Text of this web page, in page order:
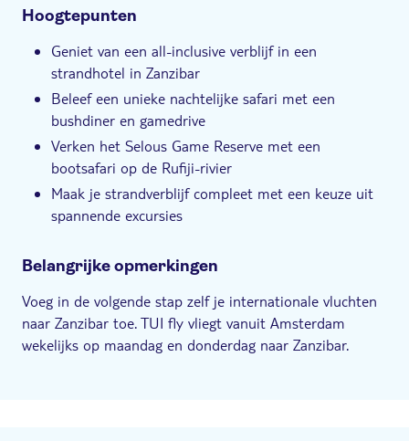
Hoogtepunten
Geniet van een all-inclusive verblijf in een
strandhotel in Zanzibar
Beleef een unieke nachtelijke safari met een
bushdiner en gamedrive
Verken het Selous Game Reserve met een
bootsafari op de Rufiji-rivier
Maak je strandverblijf compleet met een keuze uit
spannende excursies
Belangrijke opmerkingen
Voeg in de volgende stap zelf je internationale vluchten
naar Zanzibar toe. TUI fly vliegt vanuit Amsterdam
wekelijks op maandag en donderdag naar Zanzibar.